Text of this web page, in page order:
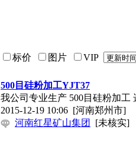
标价 图片 VIP
500目硅粉加工YJT37
我公司专业生产 500目硅粉加工
2015-12-19 10:06 [河南郑州市]
河南红星矿山集团
[未核实]